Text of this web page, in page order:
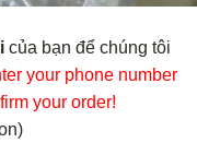
của bạn để chúng tôi
your phone number
your order!